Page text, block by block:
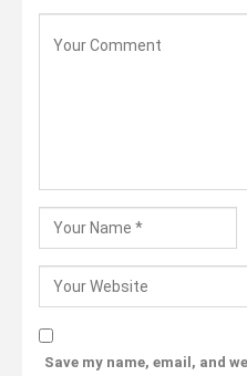
Save my name, email, and